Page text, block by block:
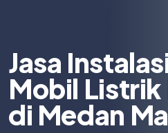
Jasa
Mobil Listrik
di Medan